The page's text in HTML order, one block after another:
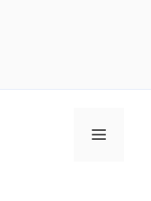
Menu